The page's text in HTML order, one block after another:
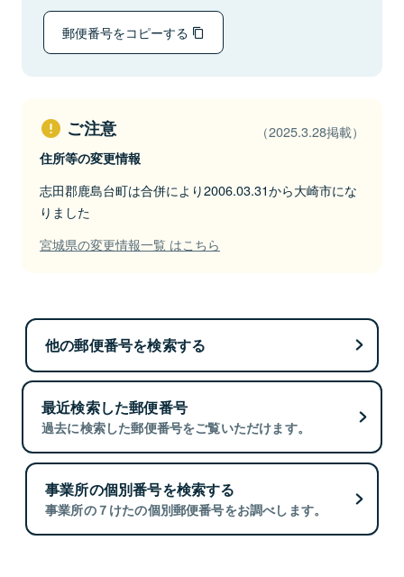
郵便番号をコピーする
ご注意 （2025.3.28掲載）
住所等の変更情報
志田郡鹿島台町は合併により2006.03.31から大崎市にな
りました
宮城県の変更情報一覧 はこちら
他の郵便番号を検索する
最近検索した郵便番号
過去に検索した郵便番号をご覧いただけます。
事業所の個別番号を検索する
事業所の７けたの個別郵便番号をお調べします。